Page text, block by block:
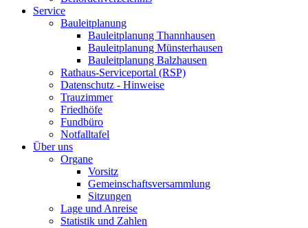
Service
Bauleitplanung
Bauleitplanung Thannhausen
Bauleitplanung Münsterhausen
Bauleitplanung Balzhausen
Rathaus-Serviceportal (RSP)
Datenschutz - Hinweise
Trauzimmer
Friedhöfe
Fundbüro
Notfalltafel
Über uns
Organe
Vorsitz
Gemeinschaftsversammlung
Sitzungen
Lage und Anreise
Statistik und Zahlen